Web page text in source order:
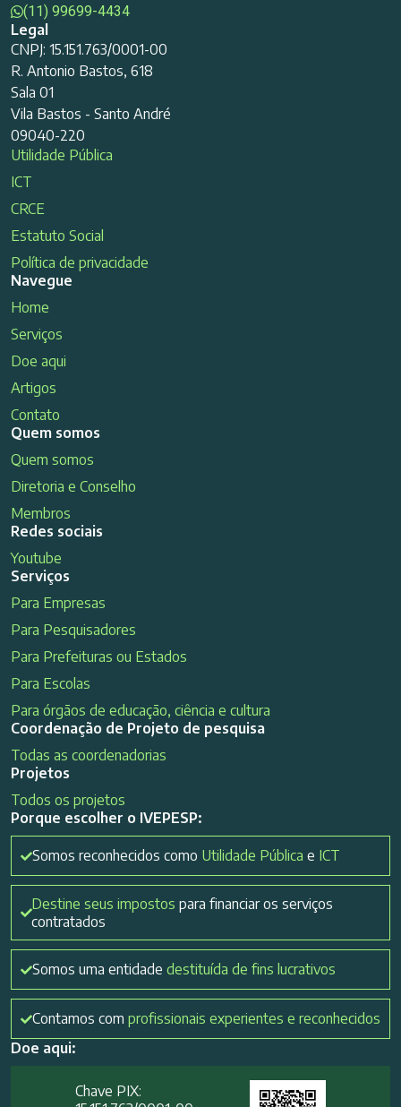
(11) 99699-4434
Legal
CNPJ: 15.151.763/0001-00
R. Antonio Bastos, 618
Sala 01
Vila Bastos - Santo André
09040-220
Utilidade Pública
ICT
CRCE
Estatuto Social
Política de privacidade
Navegue
Home
Serviços
Doe aqui
Artigos
Contato
Quem somos
Quem somos
Diretoria e Conselho
Membros
Redes sociais
Youtube
Serviços
Para Empresas
Para Pesquisadores
Para Prefeituras ou Estados
Para Escolas
Para órgãos de educação, ciência e cultura
Coordenação de Projeto de pesquisa
Todas as coordenadorias
Projetos
Todos os projetos
Porque escolher o IVEPESP:
Somos reconhecidos como Utilidade Pública e ICT
Destine seus impostos para financiar os serviços
contratados
Somos uma entidade destituída de fins lucrativos
Contamos com profissionais experientes e reconhecidos
Doe aqui:
Chave PIX: